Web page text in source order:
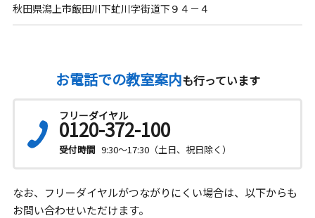
秋田県潟上市飯田川下虻川字街道下９４－４
お電話での教室案内も行っています
フリーダイヤル
0120-372-100
受付時間 9:30～17:30（土日、祝日除く）
なお、フリーダイヤルがつながりにくい場合は、以下からも
お問い合わせいただけます。